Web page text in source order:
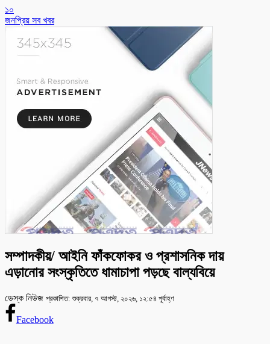
১০
জনপ্রিয় সব খবর
সম্পাদকীয়/ আইনি ফাঁকফোকর ও প্রশাসনিক দায়
এড়ানোর সংস্কৃতিতে ধামাচাপা পড়ছে বাল্যবিয়ে
ডেস্ক নিউজ প্রকাশিত: শুক্রবার, ৭ আগস্ট, ২০২৬, ১২:৫৪ পূর্বাহ্ণ
Facebook